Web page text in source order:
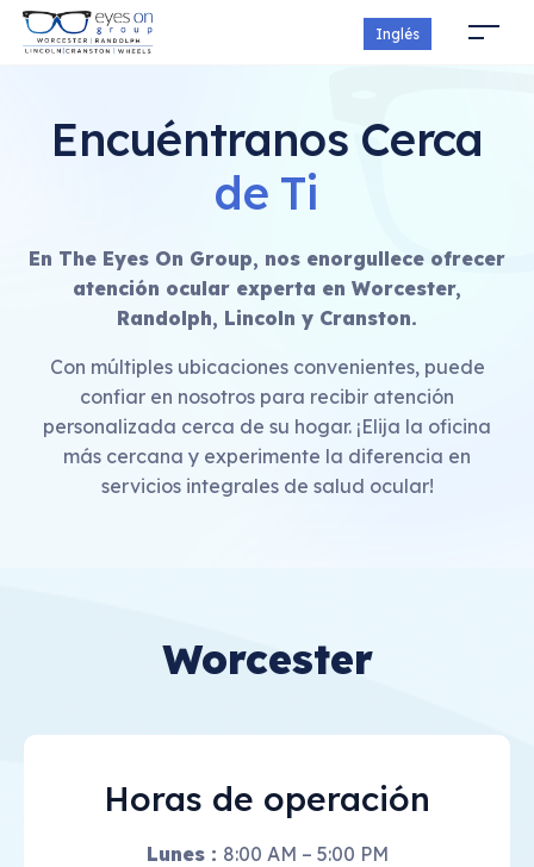
Inglés
Encuéntranos Cerca
de Ti
En The Eyes On Group, nos enorgullece ofrecer
atención ocular experta en Worcester,
Randolph, Lincoln y Cranston.
Con múltiples ubicaciones convenientes, puede
confiar en nosotros para recibir atención
personalizada cerca de su hogar. ¡Elija la oficina
más cercana y experimente la diferencia en
servicios integrales de salud ocular!
Worcester
Horas de operación
Lunes : 8:00 AM – 5:00 PM